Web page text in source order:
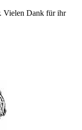
Vielen Dank für ihr